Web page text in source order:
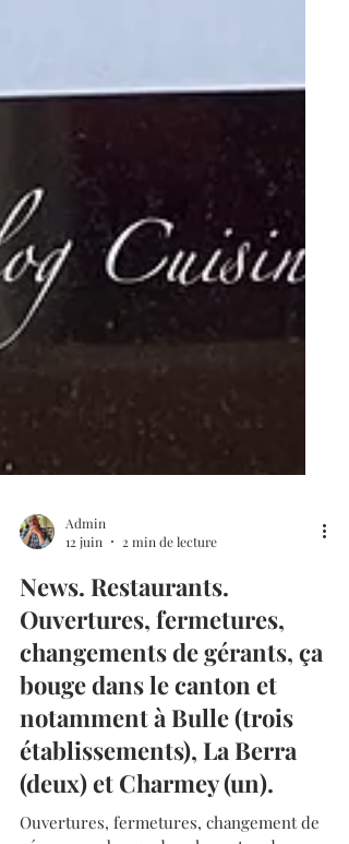
12 juin
2 min de lecture
News. Restaurants.
Ouvertures, fermetures,
changements de gérants, ça
bouge dans le canton et
notamment à Bulle (trois
établissements), La Berra
(deux) et Charmey (un).